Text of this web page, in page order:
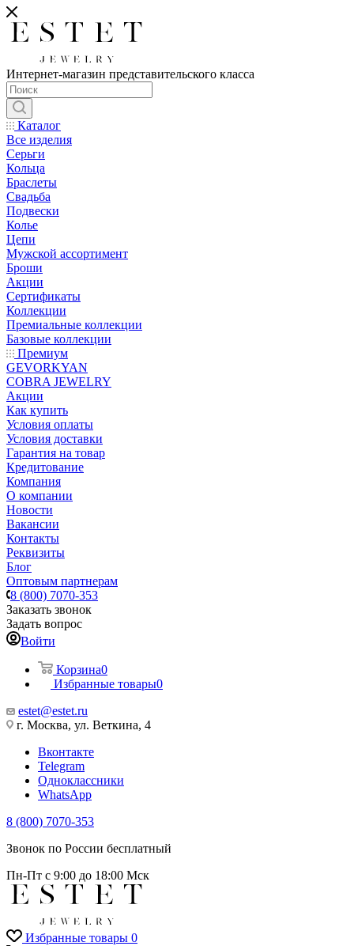
Интернет-магазин представительского класса
Каталог
Все изделия
Серьги
Кольца
Браслеты
Свадьба
Подвески
Колье
Цепи
Мужской ассортимент
Броши
Акции
Сертификаты
Коллекции
Премиальные коллекции
Базовые коллекции
Премиум
GEVORKYAN
COBRA JEWELRY
Акции
Как купить
Условия оплаты
Условия доставки
Гарантия на товар
Кредитование
Компания
О компании
Новости
Вакансии
Контакты
Реквизиты
Блог
Оптовым партнерам
8 (800) 7070-353
Заказать звонок
Задать вопрос
Войти
Корзина0
Избранные товары0
estet@estet.ru
г. Москва, ул. Веткина, 4
Вконтакте
Telegram
Одноклассники
WhatsApp
8 (800) 7070-353
Звонок по России бесплатный
Пн-Пт с 9:00 до 18:00 Мск
Избранные товары 0